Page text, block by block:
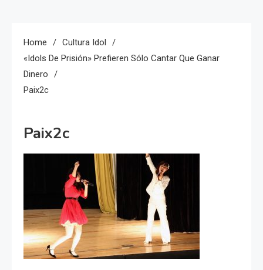
Home
Cultura Idol
«idols De Prisión» Prefieren Sólo Cantar Que Ganar
Dinero
Paix2c
Paix2c